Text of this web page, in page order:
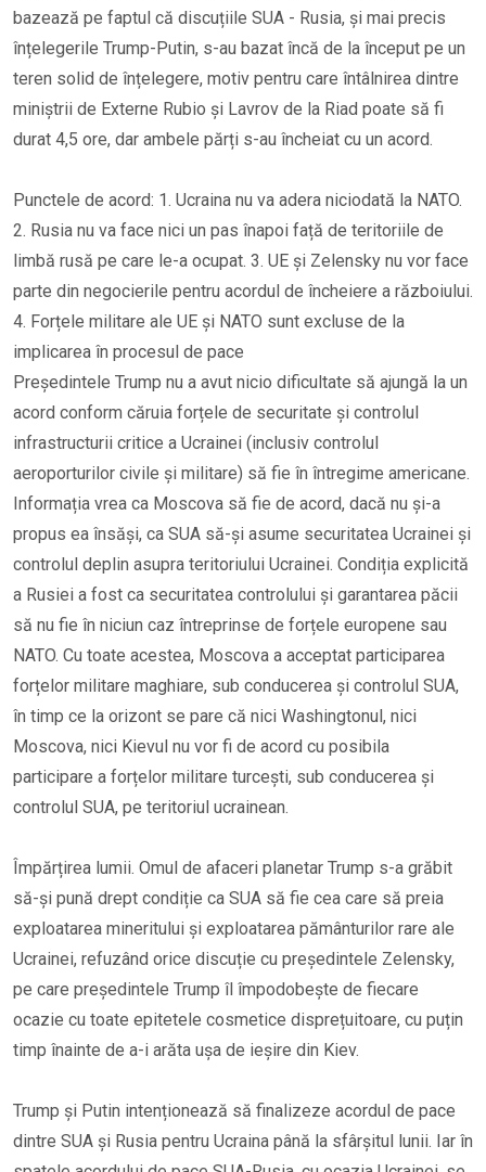
bazează pe faptul că discuțiile SUA - Rusia, și mai precis
înțelegerile Trump-Putin, s-au bazat încă de la început pe un
teren solid de înțelegere, motiv pentru care întâlnirea dintre
miniștrii de Externe Rubio și Lavrov de la Riad poate să fi
durat 4,5 ore, dar ambele părți s-au încheiat cu un acord.
Punctele de acord: 1. Ucraina nu va adera niciodată la NATO.
2. Rusia nu va face nici un pas înapoi față de teritoriile de
limbă rusă pe care le-a ocupat. 3. UE și Zelensky nu vor face
parte din negocierile pentru acordul de încheiere a războiului.
4. Forțele militare ale UE și NATO sunt excluse de la
implicarea în procesul de pace
Președintele Trump nu a avut nicio dificultate să ajungă la un
acord conform căruia forțele de securitate și controlul
infrastructurii critice a Ucrainei (inclusiv controlul
aeroporturilor civile și militare) să fie în întregime americane.
Informația vrea ca Moscova să fie de acord, dacă nu și-a
propus ea însăși, ca SUA să-și asume securitatea Ucrainei și
controlul deplin asupra teritoriului Ucrainei. Condiția explicită
a Rusiei a fost ca securitatea controlului și garantarea păcii
să nu fie în niciun caz întreprinse de forțele europene sau
NATO. Cu toate acestea, Moscova a acceptat participarea
forțelor militare maghiare, sub conducerea și controlul SUA,
în timp ce la orizont se pare că nici Washingtonul, nici
Moscova, nici Kievul nu vor fi de acord cu posibila
participare a forțelor militare turcești, sub conducerea și
controlul SUA, pe teritoriul ucrainean.
Împărțirea lumii. Omul de afaceri planetar Trump s-a grăbit
să-și pună drept condiție ca SUA să fie cea care să preia
exploatarea mineritului și exploatarea pământurilor rare ale
Ucrainei, refuzând orice discuție cu președintele Zelensky,
pe care președintele Trump îl împodobește de fiecare
ocazie cu toate epitetele cosmetice disprețuitoare, cu puțin
timp înainte de a-i arăta ușa de ieșire din Kiev.
Trump și Putin intenționează să finalizeze acordul de pace
dintre SUA și Rusia pentru Ucraina până la sfârșitul lunii. Iar în